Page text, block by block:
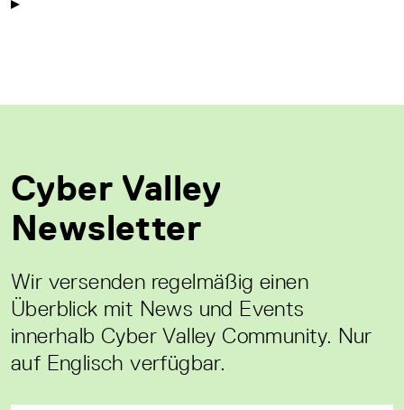
Cyber Valley
Newsletter
Wir versenden regelmäßig einen
Überblick mit News und Events
innerhalb Cyber Valley Community. Nur
auf Englisch verfügbar.